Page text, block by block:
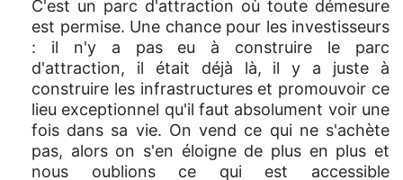
C'est un parc d'attraction où toute démesure
est permise. Une chance pour les investisseurs
: il n'y a pas eu à construire le parc
d'attraction, il était déjà là, il y a juste à
construire les infrastructures et promouvoir ce
lieu exceptionnel qu'il faut absolument voir une
fois dans sa vie. On vend ce qui ne s'achète
pas, alors on s'en éloigne de plus en plus et
nous oublions ce qui est accessible